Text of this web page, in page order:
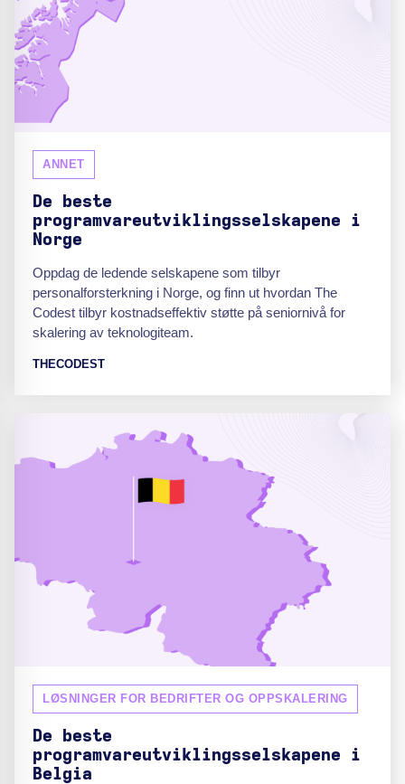
ANNET
De beste
programvareutviklingsselskapene i
Norge
Oppdag de ledende selskapene som tilbyr
personalforsterkning i Norge, og finn ut hvordan The
Codest tilbyr kostnadseffektiv støtte på seniornivå for
skalering av teknologiteam.
THECODEST
LØSNINGER FOR BEDRIFTER OG OPPSKALERING
De beste
programvareutviklingsselskapene i
Belgia